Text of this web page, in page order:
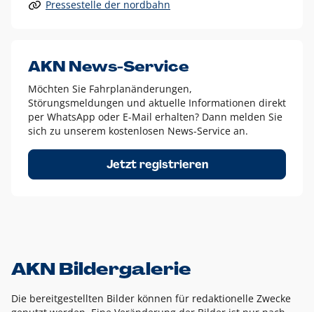
Alle anderen Logo-Varianten dürfen nur in Ausnahmefällen
Diese Ausnahmen sind zum Beispiel:
dem AKN Blau,
weißes Logo auf Fotohintergründen,
schwarzes Logo für reine Schwarz-Weiß-Umsetzungen
Um das Logo herum muss ein Schutzraum von jeweils einer
Höhe bzw. Breite des N aus AKN in alle Richtungen
Pressestelle der nordbahn
AKN News-Service
Möchten Sie Fahrplanänderungen,
Störungsmeldungen und aktuelle Informationen direkt
per WhatsApp oder E-Mail erhalten? Dann melden Sie
sich zu unserem kostenlosen News-Service an.
Jetzt registrieren
AKN Bildergalerie
Die bereitgestellten Bilder können für redaktionelle Zwecke